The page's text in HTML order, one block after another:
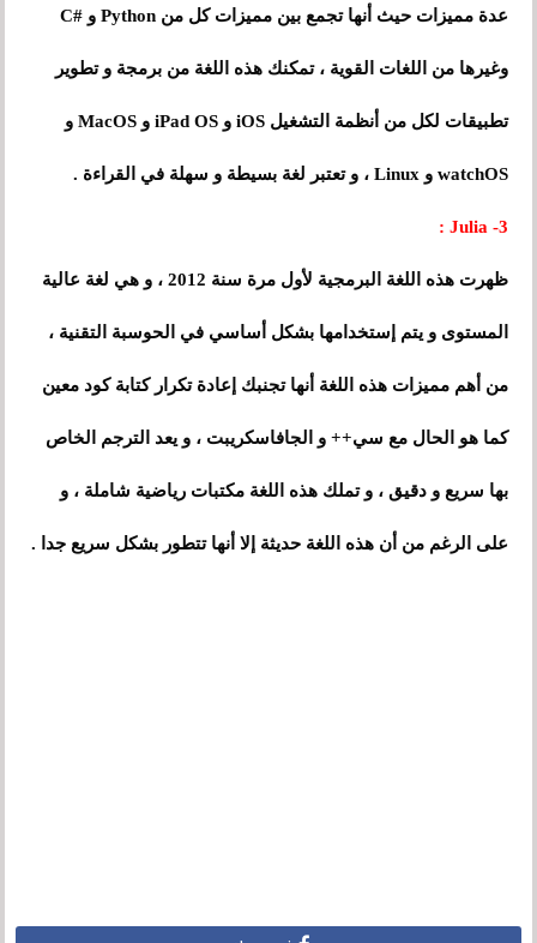
عدة مميزات حيث أنها تجمع بين مميزات كل من Python و #C
وغيرها من اللغات القوية ، تمكنك هذه اللغة من برمجة و تطوير
تطبيقات لكل من أنظمة التشغيل iOS و iPad OS و MacOS و
watchOS و Linux ، و تعتبر لغة بسيطة و سهلة في القراءة .
3- Julia :
ظهرت هذه اللغة البرمجية لأول مرة سنة 2012 ، و هي لغة عالية
المستوى و يتم إستخدامها بشكل أساسي في الحوسبة التقنية ،
من أهم مميزات هذه اللغة أنها تجنبك إعادة تكرار كتابة كود معين
كما هو الحال مع سي++ و الجافاسكريبت ، و يعد الترجم الخاص
بها سريع و دقيق ، و تملك هذه اللغة مكتبات رياضية شاملة ، و
على الرغم من أن هذه اللغة حديثة إلا أنها تتطور بشكل سريع جدا .